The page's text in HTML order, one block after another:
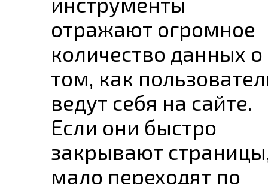
отражают огромное
количество данных о
том, как
ведут себя на сайте.
Если они быстро
закрывают
мало переходят по